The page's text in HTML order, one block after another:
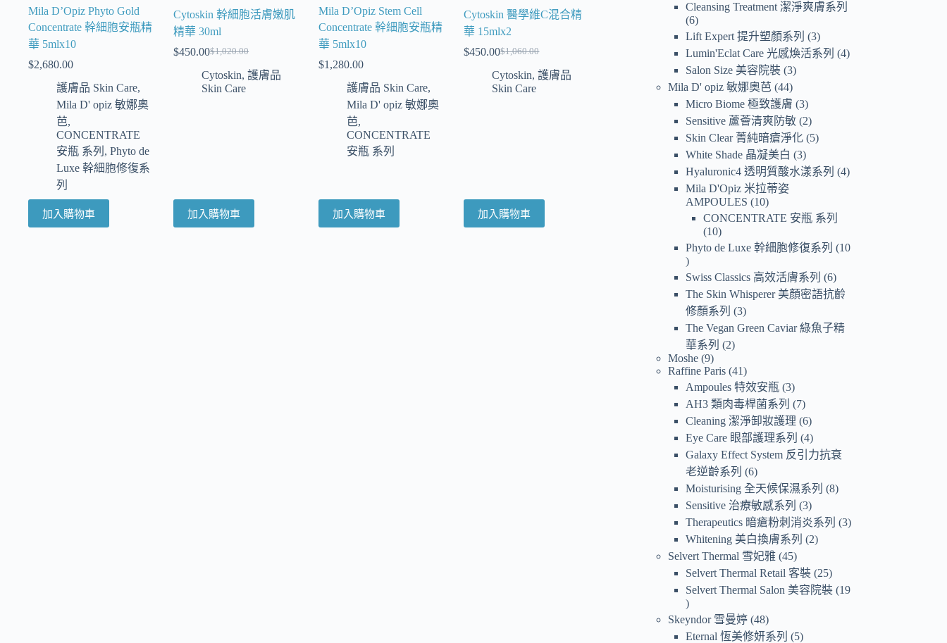
Mila D’Opiz Phyto Gold
Concentrate 幹細胞安瓶精
華 5mlx10
$2,680.00
護膚品 Skin Care,
Mila D' opiz 敏娜奧
芭,
CONCENTRATE
安瓶 系列 , Phyto de
Luxe 幹細胞修復系
列
加入購物車
Cytoskin 幹細胞活膚嫩肌
精華 30ml
$1,020.00
$450.00
Cytoskin,護膚品
Skin Care
加入購物車
Mila D’Opiz Stem Cell
Concentrate 幹細胞安瓶精
華 5mlx10
$1,280.00
護膚品 Skin Care,
Mila D' opiz 敏娜奧
芭,
CONCENTRATE
安瓶 系列
加入購物車
Cytoskin 醫學維C混合精
華 15mlx2
$1,060.00
$450.00
Cytoskin,護膚品
Skin Care
加入購物車
Cleansing Treatment 潔淨爽膚系列
6
Lift Expert 提升塑顏系列
3
Lumin'Eclat Care 光感煥活系列
4
Salon Size 美容院裝 3
Mila D' opiz 敏娜奧芭 44
Micro Biome 極致護膚 3
Sensitive 蘆薈清爽防敏 2
Skin Clear 菁純暗瘡淨化 5
White Shade 晶凝美白
3
Hyaluronic4 透明質酸水漾系列
4
Mila D'Opiz 米拉蒂姿
AMPOULES
10
CONCENTRATE 安瓶 系列
10
Phyto de Luxe 幹細胞修復系列
10
Swiss Classics 高效活膚系列
6
The Skin Whisperer 美顏密語抗齡
修顏系列
3
The Vegan Green Caviar 綠魚子精
華系列
2
Moshe 9
Raffine Paris 41
Ampoules 特效安瓶 3
AH3 類肉毒桿菌系列
7
Cleaning 潔淨卸妝護理 6
Eye Care 眼部護理系列
4
Galaxy Effect System 反引力抗衰
老逆齡系列
6
Moisturising 全天候保濕系列
8
Sensitive 治療敏感系列
3
Therapeutics 暗瘡粉刺消炎系列
3
Whitening 美白換膚系列
2
Selvert Thermal 雪妃雅 45
Selvert Thermal Retail 客裝 25
Selvert Thermal Salon 美容院裝 19
Skeyndor 雪曼婷 48
Eternal 恆美修妍系列
5